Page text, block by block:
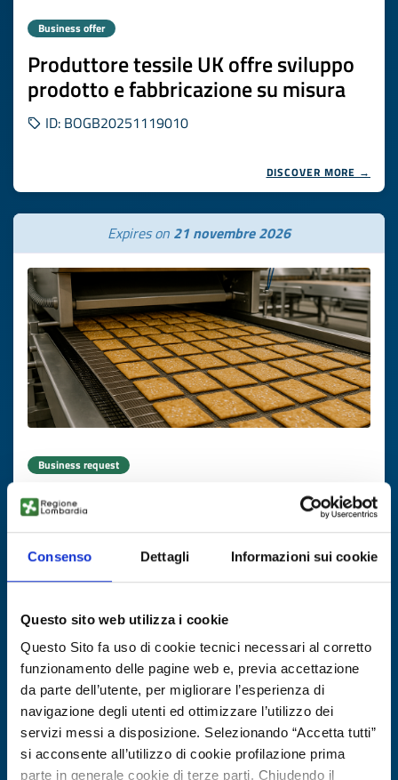
Consenso Dettagli Informazioni sui cookie
Questo sito web utilizza i cookie
Questo Sito fa uso di cookie tecnici necessari al corretto
funzionamento delle pagine web e, previa accettazione
da parte dell’utente, per migliorare l’esperienza di
navigazione degli utenti ed ottimizzare l’utilizzo dei
servizi messi a disposizione. Selezionando “Accetta tutti”
si acconsente all’utilizzo di cookie profilazione prima
parte in generale cookie di terze parti. Chiudendo il
Business offer
Produttore tessile UK offre sviluppo
prodotto e fabbricazione su misura
ID: BOGB20251119010
DISCOVER MORE →
Expires on 21 novembre 2026
Business request
Produttore UE di cracker gourmet per
private label
ID: BRDK20251031018
Expires on20 novembre 2026